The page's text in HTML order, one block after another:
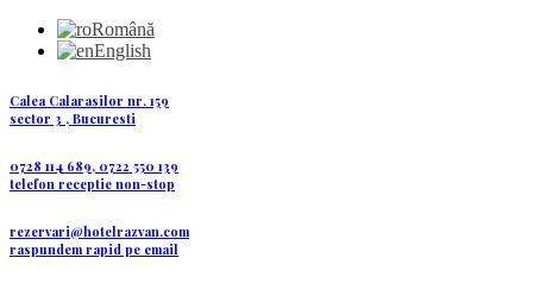
Română
English
Calea Calarasilor nr. 159
sector 3 , Bucuresti
0728 114 689, 0722 550 139
telefon receptie non-stop
rezervari@hotelrazvan.com
raspundem rapid pe email